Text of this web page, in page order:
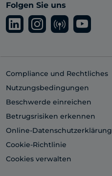
Folgen Sie uns
Compliance und Rechtliches
Nutzungsbedingungen
Beschwerde einreichen
Betrugsrisiken erkennen
Online-Datenschutzerklärung
Cookie-Richtlinie
Cookies verwalten